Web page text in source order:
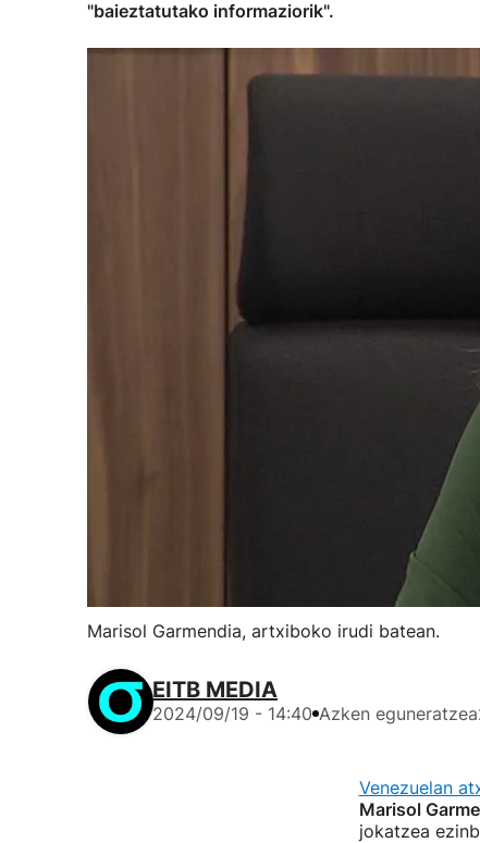
"baieztatutako informaziorik".
Marisol Garmendia, artxiboko irudi batean.
EITB MEDIA
2024/09/19 - 14:40 Azken eguneratzea
Venezuelan
Marisol
jokatzea